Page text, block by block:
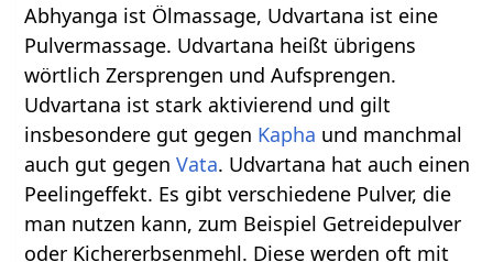
Abhyanga ist Ölmassage, Udvartana ist eine
Pulvermassage. Udvartana heißt übrigens
wörtlich Zersprengen und Aufsprengen.
Udvartana ist stark aktivierend und gilt
insbesondere gut gegen Kapha und manchmal
auch gut gegenVata. Udvartana hat auch einen
Peelingeffekt. Es gibt verschiedene Pulver, die
man nutzen kann, zum Beispiel Getreidepulver
oder Kichererbsenmehl. Diese werden oft mit